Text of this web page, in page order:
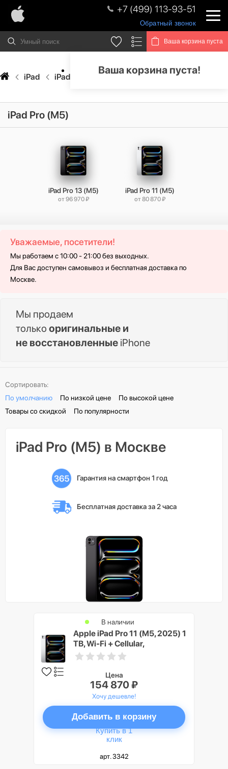
+7 (499) 113-93-51
Обратный звонок
Ваша корзина пуста
Ваша корзина пуста!
iPad iPad Pro iPad Pro (M5)
iPad Pro (M5)
iPad Pro 13 (M5)
от 96 970 ₽
iPad Pro 11 (M5)
от 80 870 ₽
Уважаемые, посетители!
Мы работаем с 10:00 - 21:00 без выходных.
Для Вас доступен самовывоз и бесплатная доставка по
Москве.
Мы продаем
только оригинальные и
не восстановленные iPhone
Сортировать:
По умолчанию
По низкой цене
По высокой цене
Товары со скидкой
По популярности
iPad Pro (M5) в Москве
Гарантия на смартфон 1 год
Бесплатная доставка за 2 часа
Apple iPad Pro 11 (M5, 2025) 1
TB, Wi-Fi + Cellular,
Серебристый (Silver)
В наличии
Цена
154 870 ₽
Хочу дешевле!
Добавить в корзину
Купить в 1
клик
арт. 3342